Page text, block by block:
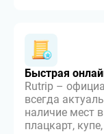
Быстрая
Rutrip –
всегда
наличие мест
плацкарт,